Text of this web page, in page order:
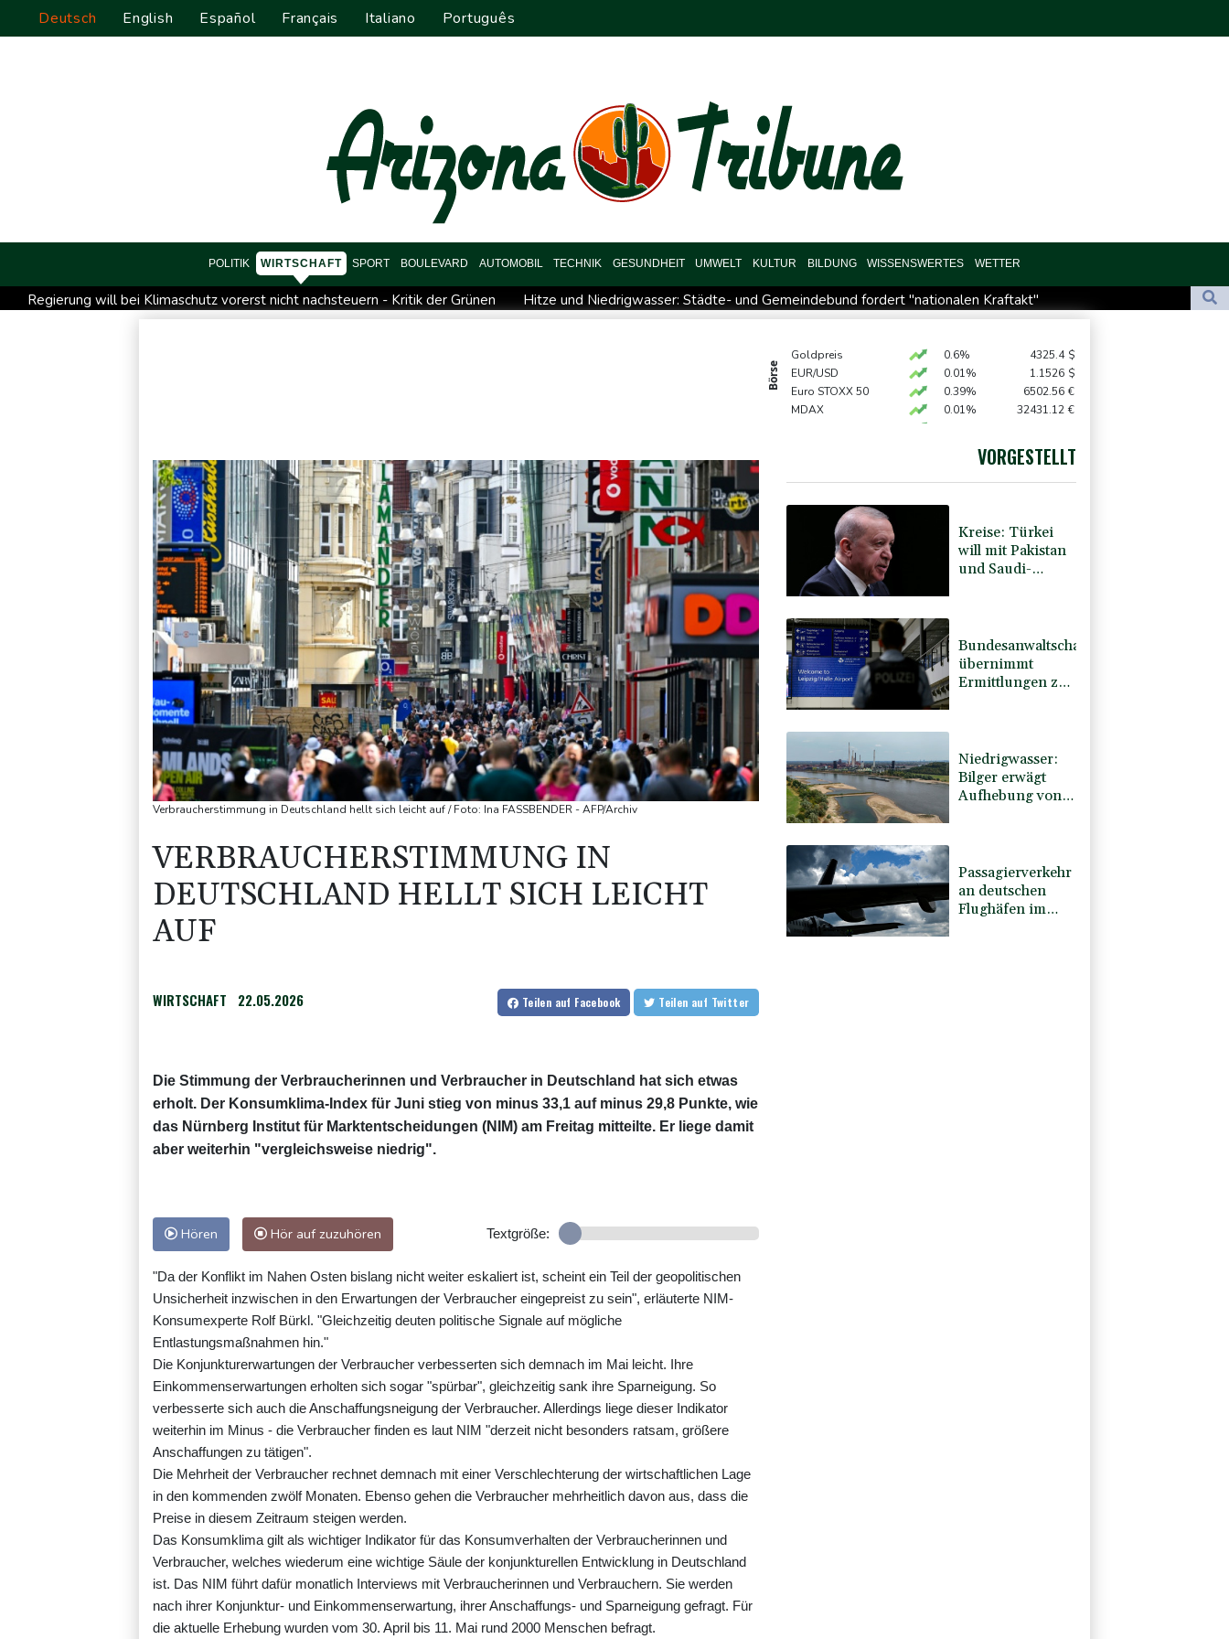
Deutsch English Español Français Italiano Português
POLITIK WIRTSCHAFT SPORT BOULEVARD AUTOMOBIL TECHNIK GESUNDHEIT UMWELT KULTUR BILDUNG WISSENSWERTES WETTER
Regierung will bei Klimaschutz vorerst nicht nachsteuern - Kritik der Grünen
Hitze und Niedrigwasser: Städte- und Gemeindebund fordert "nationalen Kraftakt"
Sprengstoff-Drohne am Leipziger Flughafen: Bundesanwaltschaft übernimmt Ermittlungen
Regierung und Opposition in Venezuela beginnen offiziellen Dialog - ohne Machado
Börse
Goldpreis 0.6% 4325.4 $
EUR/USD
0.01% 1.1526 $
Euro STOXX 50
0.39% 6502.56 €
MDAX
0.01% 32431.12 €
4000.99 €
26140.13 €
Verbraucherstimmung in Deutschland hellt sich leicht auf / Foto: Ina FASSBENDER - AFP/Archiv
VERBRAUCHERSTIMMUNG IN
DEUTSCHLAND HELLT SICH LEICHT
AUF
WIRTSCHAFT 22.05.2026 Teilen auf Facebook Teilen auf Twitter
Die Stimmung der Verbraucherinnen und Verbraucher in Deutschland hat sich etwas
erholt. Der Konsumklima-Index für Juni stieg von minus 33,1 auf minus 29,8 Punkte, wie
das Nürnberg Institut für Marktentscheidungen (NIM) am Freitag mitteilte. Er liege damit
aber weiterhin "vergleichsweise niedrig".
Hören Hör auf zuzuhören Textgröße:
"Da der Konflikt im Nahen Osten bislang nicht weiter eskaliert ist, scheint ein Teil der geopolitischen
Unsicherheit inzwischen in den Erwartungen der Verbraucher eingepreist zu sein", erläuterte NIM-
Konsumexperte Rolf Bürkl. "Gleichzeitig deuten politische Signale auf mögliche
Entlastungsmaßnahmen hin."
Die Konjunkturerwartungen der Verbraucher verbesserten sich demnach im Mai leicht. Ihre
Einkommenserwartungen erholten sich sogar "spürbar", gleichzeitig sank ihre Sparneigung. So
verbesserte sich auch die Anschaffungsneigung der Verbraucher. Allerdings liege dieser Indikator
weiterhin im Minus - die Verbraucher finden es laut NIM "derzeit nicht besonders ratsam, größere
Anschaffungen zu tätigen".
Die Mehrheit der Verbraucher rechnet demnach mit einer Verschlechterung der wirtschaftlichen Lage
in den kommenden zwölf Monaten. Ebenso gehen die Verbraucher mehrheitlich davon aus, dass die
Preise in diesem Zeitraum steigen werden.
Das Konsumklima gilt als wichtiger Indikator für das Konsumverhalten der Verbraucherinnen und
Verbraucher, welches wiederum eine wichtige Säule der konjunkturellen Entwicklung in Deutschland
ist. Das NIM führt dafür monatlich Interviews mit Verbraucherinnen und Verbrauchern. Sie werden
nach ihrer Konjunktur- und Einkommenserwartung, ihrer Anschaffungs- und Sparneigung gefragt. Für
die aktuelle Erhebung wurden vom 30. April bis 11. Mai rund 2000 Menschen befragt.
VORGESTELLT
Kreise: Türkei
will mit Pakistan
und Saudi-
Bundesanwaltschaft
übernimmt
Ermittlungen zu
Niedrigwasser:
Bilger erwägt
Aufhebung von
Passagierverkehr
an deutschen
Flughäfen im